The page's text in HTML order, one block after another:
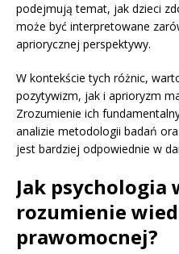
podejmują temat, jak dzieci
może być interpretowane
apriorycznej perspektywy.
W kontekście tych różnic,
pozytywizm, jak i aprioryzm
Zrozumienie ich
analizie metodologii badań
jest bardziej odpowiednie w
Jak psychologia
rozumienie
prawomocnej?